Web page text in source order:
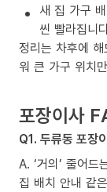
새 집 가구
씬 빨라집니
정리는 차후에
워 큰 가구 위치
포장이사
Q1. 두류동 포장
A. ‘거의’ 줄어
집 배치 안내 같